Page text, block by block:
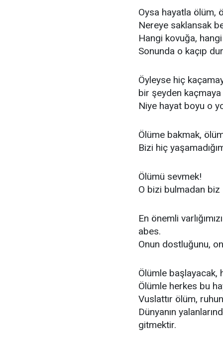
Oysa hayatla ölüm,
Nereye saklansak
Hangi kovuğa,
Sonunda o kaçıp
Öyleyse hiç
bir şeyden kaçmaya
Niye hayat boyu o
Ölüme bakmak,
Bizi hiç
Ölümü sevmek!
O bizi bulmadan
En önemli
abes.
Onun dostluğunu,
Ölümle başlayacak,
Ölümle herkes bu
Vuslattır ölüm,
Dünyanın
gitmektir.